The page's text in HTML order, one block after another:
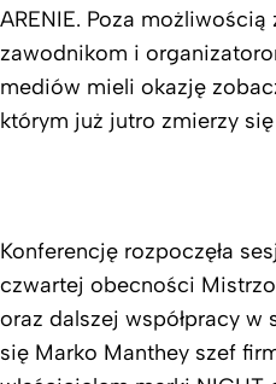
ARENIE. Poza możliwością
zawodnikom i
mediów mieli okazję
którym już jutro zmierzy
Konferencję rozpoczęła
czwartej obecności
oraz dalszej współpracy w
się Marko Manthey szef